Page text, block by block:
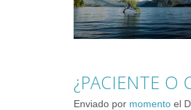
¿PACIENTE O
Enviado por momento el